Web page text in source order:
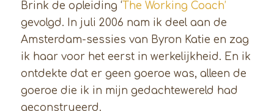
Brink de opleiding ‘ The Working Coach’
gevolgd. In juli 2006 nam ik deel aan de
Amsterdam-sessies van Byron Katie en zag
ik haar voor het eerst in werkelijkheid. En ik
ontdekte dat er geen goeroe was, alleen de
goeroe die ik in mijn gedachtewereld had
geconstrueerd.